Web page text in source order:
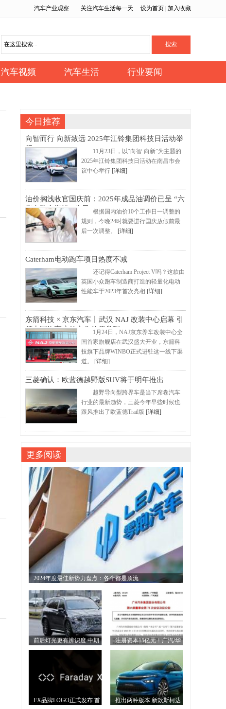
汽车产业观察——关注汽车生活每一天 设为首页 加入收藏
汽车视频 汽车生活 行业要闻
今日推荐
向智而行 向新致远 2025年江铃集团科技日活动举
行
11月23日，以“向智·向新”为主题的
2025年江铃集团科技日活动在南昌市会
议中心举行 [详细]
油价搁浅收官国庆前：2025年成品油调价已呈 “六
涨七跌六搁浅” 格局
根据国内油价10个工作日一调整的
规则，今晚24时就要进行国庆放假前最
后一次调整。
[详细]
Caterham电动跑车项目热度不减
还记得Caterham Project V吗？这款由
英国小众跑车制造商打造的轻量化电动
性能车于2023年首次亮相 [详细]
东箭科技 × 京东汽车丨武汉 NAJ 改装中心启幕 引
领中国汽车户外文化价值觉醒1月24日，NAJ京东养车改装中心全
国首家旗舰店在武汉盛大开业，东箭科
技旗下品牌WINBO正式进驻这一线下渠
道。
[详细]
三菱确认：欧蓝德越野版SUV将于明年推出
越野导向型跨界车是当下席卷汽车
行业的最新趋势，三菱今年早些时候也
跟风推出了欧蓝德Trail版 [详细]
更多阅读
2024年度最佳新势力盘点：各个都是顶流
前后灯光更有辨识度 中期
改款迈巴赫GLS谍照曝光
注册资本15亿元！广汽/华
为深度合作！将成立全新汽
FX品牌LOGO正式发布 首
推出两种版本 新款斯柯达